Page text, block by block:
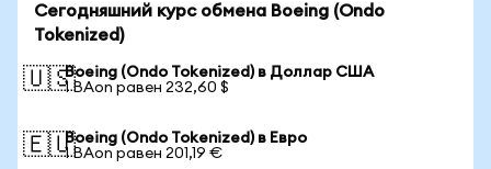
Сегодняшний курс обмена Boeing (Ondo
Tokenized)
🇺🇸Boeing (Ondo Tokenized) в Доллар США
1 BAon равен 232,60 $
🇪🇺Boeing (Ondo Tokenized) в Евро
1 BAon равен 201,19 €